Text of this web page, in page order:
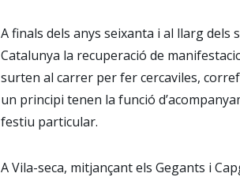
A finals dels anys seixanta i al llarg dels
Catalunya la recuperació de
surten al carrer per fer cercaviles,
un principi tenen la funció
festiu particular.
A Vila-seca, mitjançant els Gegants i